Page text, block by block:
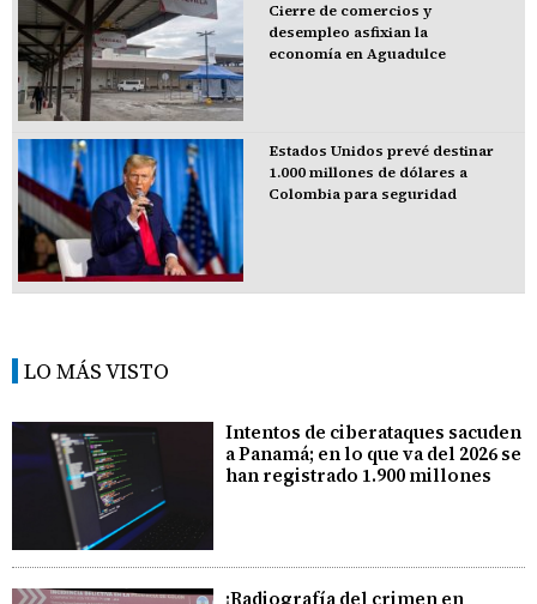
Cierre de comercios y
desempleo asfixian la
economía en Aguadulce
Estados Unidos prevé destinar
1.000 millones de dólares a
Colombia para seguridad
LO MÁS VISTO
Intentos de ciberataques sacuden
a Panamá; en lo que va del 2026 se
han registrado 1.900 millones